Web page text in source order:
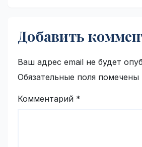
Добавить
Ваш адрес email не будет
Обязательные поля помечены
Комментарий *